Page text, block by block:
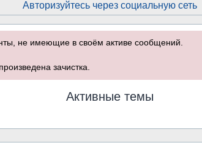
Авторизуйтесь через социальную сеть
не имеющие в своём активе сообщений.
зачистка.
Активные темы